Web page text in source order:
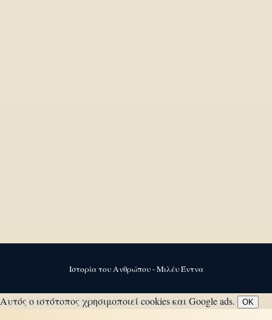
Ιστορία του Ανθρώπου - Μιλέυ Έντνα
Αυτός ο ιστότοπος χρησιμοποιεί cookies και Google ads. OK